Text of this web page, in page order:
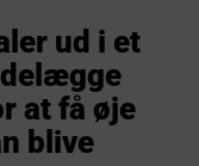
ud i et
at få øje
blive